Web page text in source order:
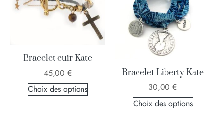
Bracelet cuir Kate
45,00 €
Choix des options
Bracelet Liberty Kate
30,00 €
Choix des options